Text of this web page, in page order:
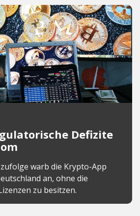
Defizite
warb die Krypto-App
an, ohne die
zu besitzen.